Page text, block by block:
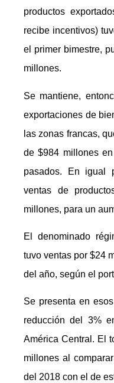
productos
recibe incentivos)
el primer bimestre,
millones.
Se mantiene,
exportaciones de
las zonas francas,
de $984 millones
pasados. En igual
ventas de
millones, para un
El denominado
tuvo ventas por $24
del año, según el
Se presenta en
reducción del 3%
América Central. El
millones al
del 2018 con el de